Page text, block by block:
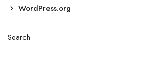
WordPress.org
Search